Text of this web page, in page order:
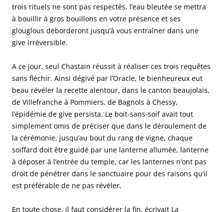
trois rituels ne sont pas respectés, l’eau bleutée se mettra
à bouillir à gros bouillons en votre présence et ses
glouglous déborderont jusqu’à vous entraîner dans une
give irréversible.
A ce jour, seul Chastain réussit à réaliser ces trois requêtes
sans fléchir. Ainsi dégivé par l’Oracle, le bienheureux eut
beau révéler la recette alentour, dans le canton beaujolais,
de Villefranche à Pommiers, de Bagnols à Chessy,
l’épidémie de give persista. Le boit-sans-soif avait tout
simplement omis de préciser que dans le déroulement de
la cérémonie, jusqu’au bout du rang de vigne, chaque
soiffard doit être guidé par une lanterne allumée, lanterne
à déposer à l’entrée du temple, car les lanternes n’ont pas
droit de pénétrer dans le sanctuaire pour des raisons qu’il
est préférable de ne pas révéler.
En toute chose, il faut considérer la fin, écrivait La